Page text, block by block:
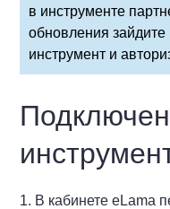
в инструменте
обновления
инструмент и
1. В кабинете eLama